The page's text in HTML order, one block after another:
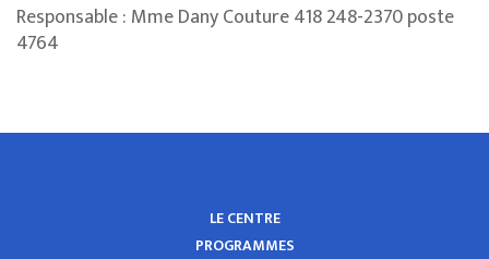
Responsable : Mme Dany Couture 418 248-2370 poste
4764
LE CENTRE
PROGRAMMES